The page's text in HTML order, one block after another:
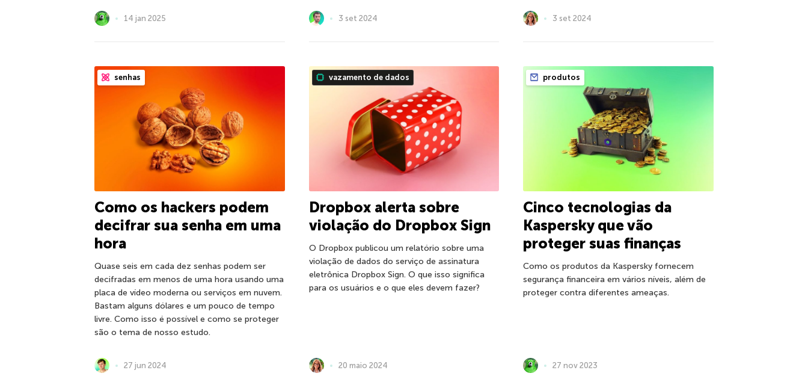
14 jan 2025 3 set 2024 3 set 2024
senhas
Como os hackers podem
decifrar sua senha em uma
hora
Quase seis em cada dez senhas podem ser
decifradas em menos de uma hora usando uma
placa de vídeo moderna ou serviços em nuvem.
Bastam alguns dólares e um pouco de tempo
livre. Como isso é possível e como se proteger
são o tema de nosso estudo.
27 jun 2024
vazamento de dados
Dropbox alerta sobre
violação do Dropbox Sign
O Dropbox publicou um relatório sobre uma
violação de dados do serviço de assinatura
eletrônica Dropbox Sign. O que isso significa
para os usuários e o que eles devem fazer?
20 maio 2024
produtos
Cinco tecnologias da
Kaspersky que vão
proteger suas finanças
Como os produtos da Kaspersky fornecem
segurança financeira em vários níveis, além de
proteger contra diferentes ameaças.
27 nov 2023